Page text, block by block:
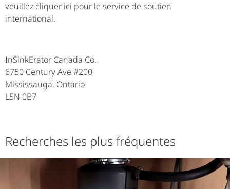
veuillez cliquer ici pour le service de soutien
international.
InSinkErator Canada Co.
6750 Century Ave #200
Mississauga, Ontario
L5N 0B7
Recherches les plus fréquentes